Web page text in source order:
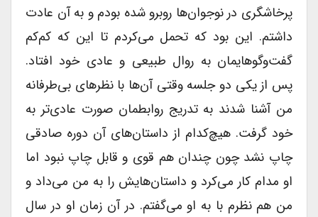
پرخاشگری در نوجوان‌ها روبرو شده بودم و به آن عادت
داشتم. این بود که تحمل می‌کردم تا این که کم‌کم
گفت‌و‌گوهایمان به روال طبیعی و عادی خود افتاد.
پس از یکی دو جلسه وقتی آن‌ها با نظرهای بی‌طرفانه
من آشنا شدند به تدریج روابطمان صورت عادی‌تر به
خود گرفت. هیچ‌کدام از داستان‌های آن دوره صادقی
چاپ نشد چون چندان هم قوی و قابل چاپ نبود اما
او مدام کار می‌کرد و داستان‌هایش را به من می‌داد و
من هم نظرم با به او می‌گفتم. در آن زمان او در سال